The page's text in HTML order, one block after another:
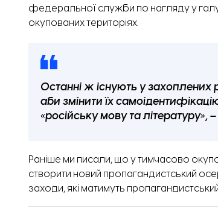
федеральної служби по нагляду у
окупованих територіях.
Останні ж існують у захоплених
аби змінити їх
«російську мову та
Раніше ми писали, що у тимчасово
створити новий пропагандистський
заходи, які матимуть